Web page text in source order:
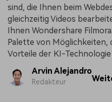
sind, die Ihnen beim
gleichzeitig Videos
Ihnen Wondershare
Palette von Möglichkeiten,
Vorteile der KI-
Arvin Alejandro
Redakteur